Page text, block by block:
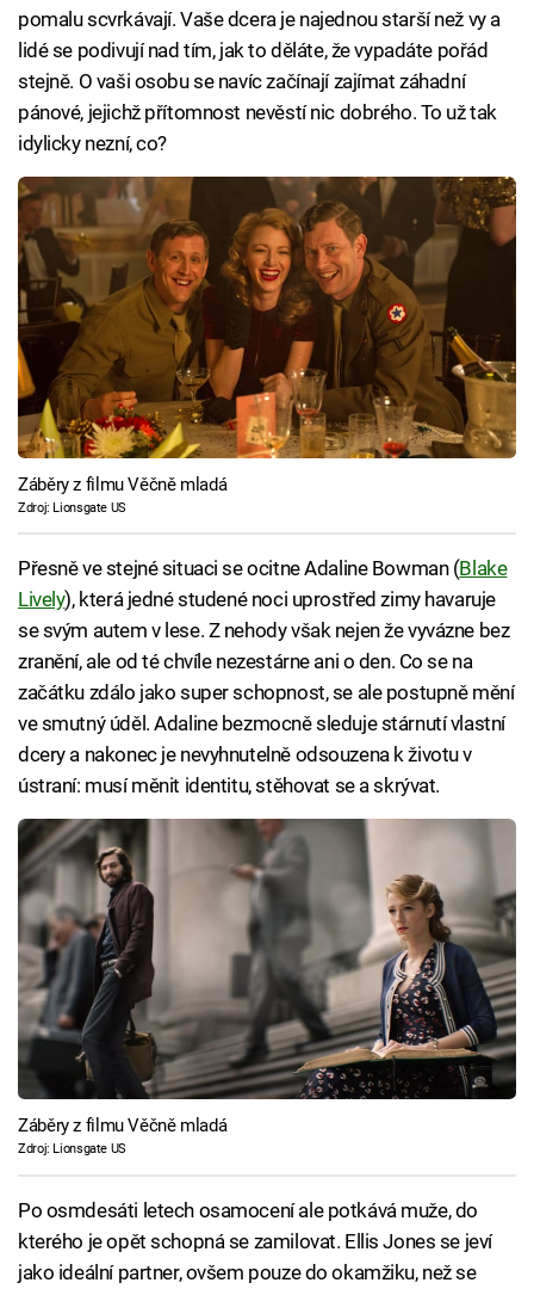
pomalu scvrkávají. Vaše dcera je najednou starší než vy a
lidé se podivují nad tím, jak to děláte, že vypadáte pořád
stejně. O vaši osobu se navíc začínají zajímat záhadní
pánové, jejichž přítomnost nevěstí nic dobrého. To už tak
idylicky nezní, co?
Záběry z filmu Věčně mladá
Zdroj: Lionsgate US
Přesně ve stejné situaci se ocitne Adaline Bowman (Blake
Lively), která jedné studené noci uprostřed zimy havaruje
se svým autem v lese. Z nehody však nejen že vyvázne bez
zranění, ale od té chvíle nezestárne ani o den. Co se na
začátku zdálo jako super schopnost, se ale postupně mění
ve smutný úděl. Adaline bezmocně sleduje stárnutí vlastní
dcery a nakonec je nevyhnutelně odsouzena k životu v
ústraní: musí měnit identitu, stěhovat se a skrývat.
Záběry z filmu Věčně mladá
Zdroj: Lionsgate US
Po osmdesáti letech osamocení ale potkává muže, do
kterého je opět schopná se zamilovat. Ellis Jones se jeví
jako ideální partner, ovšem pouze do okamžiku, než se